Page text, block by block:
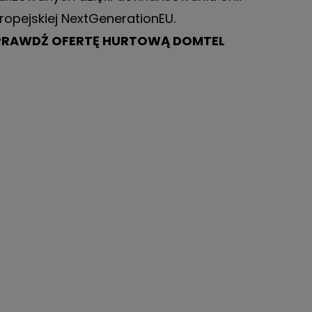
NextGenerationEU.
OFERTĘ HURTOWĄ DOMTEL